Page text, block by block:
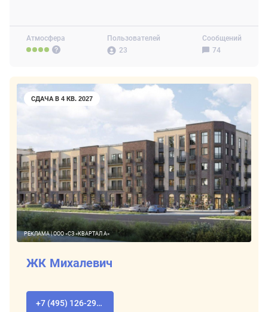
Атмосфера
Пользователей
23
Сообщений
74
СДАЧА В 4 КВ. 2027
РЕКЛАМА | ООО «СЗ «КВАРТАЛ А»
ЖК Михалевич
+7 (495) 126-29-78